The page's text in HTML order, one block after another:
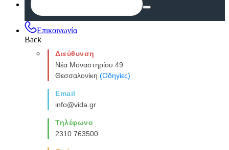
Επικοινωνία
Back
Διεύθυνση
Νέα Μοναστηρίου 49
Θεσσαλονίκη (Οδηγίες)
Email
info@vida.gr
Τηλέφωνο
2310 763500